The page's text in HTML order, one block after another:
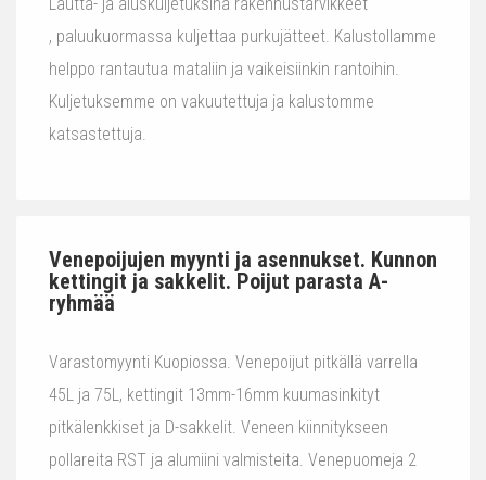
, paluukuormassa kuljettaa purkujätteet. Kalustollamme
helppo rantautua mataliin ja vaikeisiinkin rantoihin.
Kuljetuksemme on vakuutettuja ja kalustomme
katsastettuja.
Venepoijujen myynti ja asennukset. Kunnon
kettingit ja sakkelit. Poijut parasta A-
ryhmää
Varastomyynti Kuopiossa. Venepoijut pitkällä varrella
45L ja 75L, kettingit 13mm-16mm kuumasinkityt
pitkälenkkiset ja D-sakkelit. Veneen kiinnitykseen
pollareita RST ja alumiini valmisteita. Venepuomeja 2